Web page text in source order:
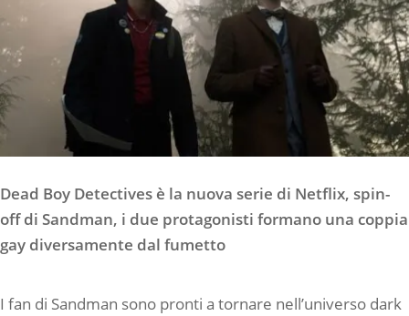
Dead Boy Detectives è la nuova serie di Netflix, spin-
off di Sandman, i due protagonisti formano una coppia
gay diversamente dal fumetto
I fan di Sandman sono pronti a tornare nell’universo dark